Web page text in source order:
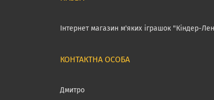
Інтернет магазин м'яких іграшок "Кіндер-
Дмитро